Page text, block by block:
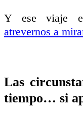
Y ese viaje
atrevernos a
Las
tiempo… si